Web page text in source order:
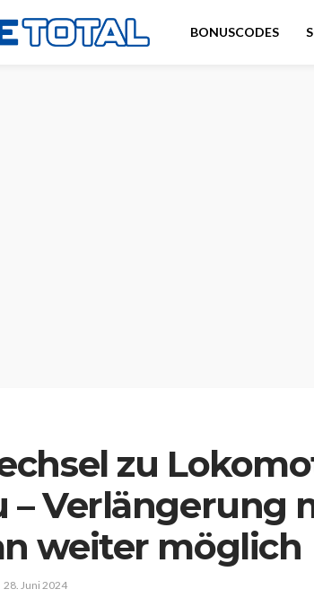
BONUSCODES
zu
– Verlängerung
weiter möglich
28. Juni 2024